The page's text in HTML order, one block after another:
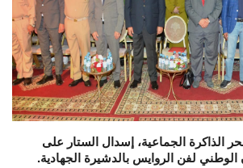
الذاكرة الجماعية، إسدال الستار على